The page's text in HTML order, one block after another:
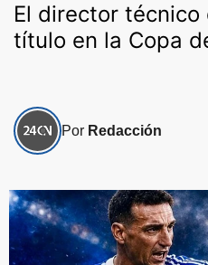
El director
título en la Copa
Por Redacción